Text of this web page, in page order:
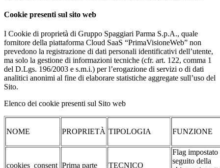
Cookie presenti sul sito web
I Cookie di proprietà di Gruppo Spaggiari Parma S.p.A., quale
fornitore della piattaforma Cloud SaaS “PrimaVisioneWeb” non
prevedono la registrazione di dati personali identificativi dell’utente,
ma solo la gestione di informazioni tecniche (cfr. art. 122, comma 1
del D.Lgs. 196/2003 e s.m.i.) per l’erogazione di servizi o di dati
analitici anonimi al fine di elaborare statistiche aggregate sull’uso del
Sito.
Elenco dei cookie presenti sul Sito web
NOME PROPRIETÀ TIPOLOGIA FUNZIONE
cookies_consent Prima parte TECNICO
Flag impostato
seguito della